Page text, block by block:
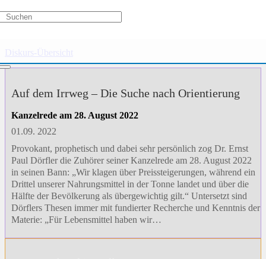
Gesellschaft
Auf dem Irrweg – Die Suche nach Orientierung
Kanzelrede am 28. August 2022
01.09. 2022
Provokant, prophetisch und dabei sehr persönlich zog Dr. Ernst
Paul Dörfler die Zuhörer seiner Kanzelrede am 28. August 2022
in seinen Bann: „Wir klagen über Preissteigerungen, während ein
Drittel unserer Nahrungsmittel in der Tonne landet und über die
Hälfte der Bevölkerung als übergewichtig gilt.“ Untersetzt sind
Dörflers Thesen immer mit fundierter Recherche und Kenntnis der
Materie: „Für Lebensmittel haben wir…